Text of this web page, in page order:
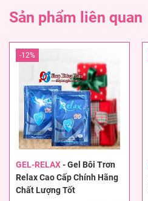
Sản phẩm liên quan
GEL-RELAX-Gel Bôi Trơn
Relax Cao Cấp Chính Hãng
Chất Lượng Tốt
-12%